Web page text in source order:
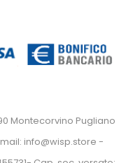
Montecorvino Pugliano
info@wisp.store -